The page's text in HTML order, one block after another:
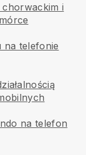
chorwackim i
na telefonie
na telefon